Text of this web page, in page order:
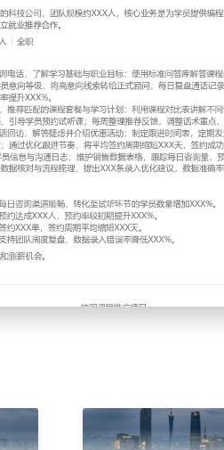
，产品服务于超过XXX万学员，与多家
监
在学员咨询电话，了解学习基础与职业
问题，记录关键需求点；根据沟通情况
问；每日复盘通话记录，优化提问顺序
率提升XXX%。
景与预算，推荐匹配的课程套餐与学习
操项目与就业服务；通过成功案例分享
反馈，调整话术重点，使得试听预约率
进行电话回访，解答疑虑并介绍优惠
货；处理价格异议，结合限时折扣推
简易周报，协助团队分析销售趋势与